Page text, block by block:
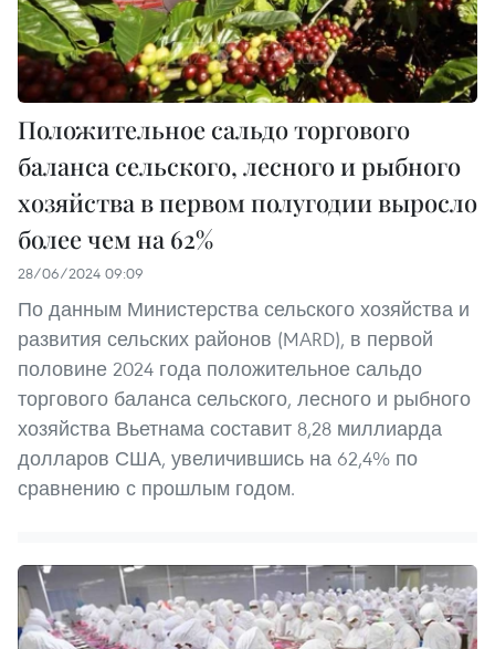
Положительное сальдо торгового
баланса сельского, лесного и рыбного
хозяйства в первом полугодии выросло
более чем на 62%
28/06/2024 09:09
По данным Министерства сельского хозяйства и
развития сельских районов (MARD), в первой
половине 2024 года положительное сальдо
торгового баланса сельского, лесного и рыбного
хозяйства Вьетнама составит 8,28 миллиарда
долларов США, увеличившись на 62,4% по
сравнению с прошлым годом.